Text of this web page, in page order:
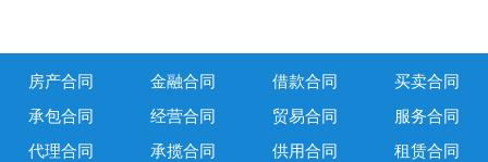
房产合同 金融合同 借款合同
买卖合同
承包合同
经营合同 贸易合同
服务合同
代理合同
承揽合同 供用合同 租赁合同